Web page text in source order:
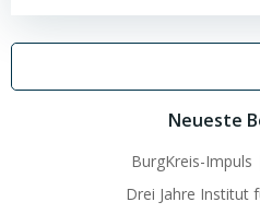
for:
Neueste
BurgKreis-
Drei Jahre Institut